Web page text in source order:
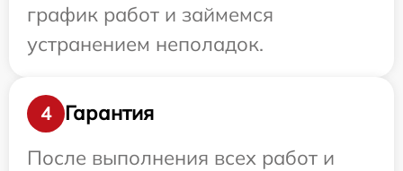
график работ и займемся
устранением неполадок.
4
Гарантия
После выполнения всех работ и